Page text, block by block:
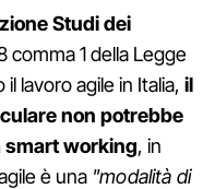
Studi dei
comma 1 della Legge
lavoro agile in Italia, il
non potrebbe
smart working, in
è una "modalità di